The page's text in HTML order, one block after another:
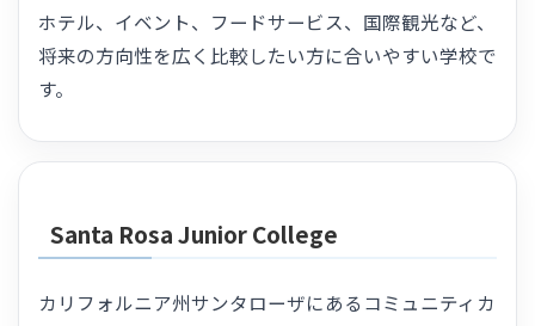
ホテル、イベント、フードサービス、国際観光など、
将来の方向性を広く比較したい方に合いやすい学校で
す。
Santa Rosa Junior College
カリフォルニア州サンタローザにあるコミュニティカ